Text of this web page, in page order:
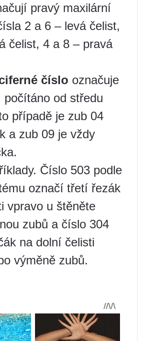
pravý maxilární
2 a 6 – levá čelist,
čelist, 4 a 8 – pravá
číslo označuje
počítáno od středu
případě je zub 04
a zub 09 je vždy
Číslo 503 podle
označí třetí řezák
vpravo u štěněte
zubů a číslo 304
na dolní čelisti
výměně zubů.